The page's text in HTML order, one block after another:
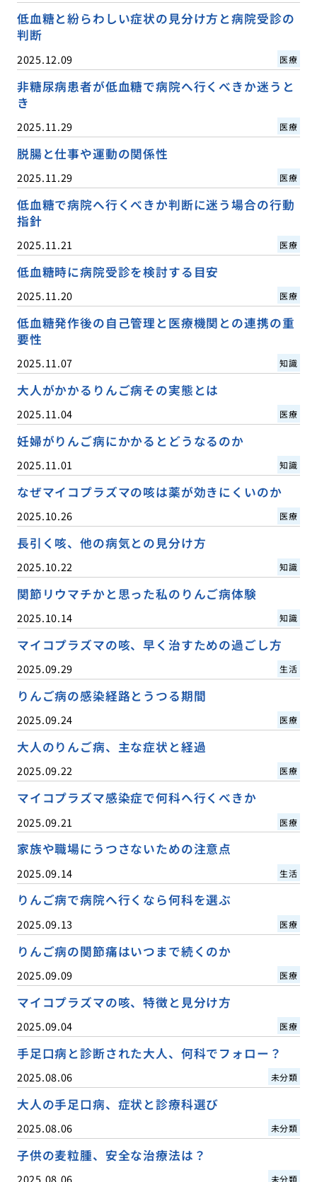
低血糖と紛らわしい症状の見分け方と病院受診の
判断
2025.12.09 医療
非糖尿病患者が低血糖で病院へ行くべきか迷うと
き
2025.11.29 医療
脱腸と仕事や運動の関係性
2025.11.29 医療
低血糖で病院へ行くべきか判断に迷う場合の行動
指針
2025.11.21 医療
低血糖時に病院受診を検討する目安
2025.11.20 医療
低血糖発作後の自己管理と医療機関との連携の重
要性
2025.11.07 知識
大人がかかるりんご病その実態とは
2025.11.04 医療
妊婦がりんご病にかかるとどうなるのか
2025.11.01 知識
なぜマイコプラズマの咳は薬が効きにくいのか
2025.10.26 医療
長引く咳、他の病気との見分け方
2025.10.22 知識
関節リウマチかと思った私のりんご病体験
2025.10.14 知識
マイコプラズマの咳、早く治すための過ごし方
2025.09.29 生活
りんご病の感染経路とうつる期間
2025.09.24 医療
大人のりんご病、主な症状と経過
2025.09.22 医療
マイコプラズマ感染症で何科へ行くべきか
2025.09.21 医療
家族や職場にうつさないための注意点
2025.09.14 生活
りんご病で病院へ行くなら何科を選ぶ
2025.09.13 医療
りんご病の関節痛はいつまで続くのか
2025.09.09 医療
マイコプラズマの咳、特徴と見分け方
2025.09.04 医療
手足口病と診断された大人、何科でフォロー？
2025.08.06 未分類
大人の手足口病、症状と診療科選び
2025.08.06 未分類
子供の麦粒腫、安全な治療法は？
2025.08.06 未分類